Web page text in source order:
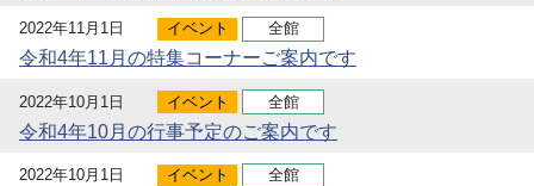
2022年11月1日 イベント 全館
令和4年11月の特集コーナーご案内です
2022年10月1日 イベント 全館
令和4年10月の行事予定のご案内です
2022年10月1日 イベント 全館